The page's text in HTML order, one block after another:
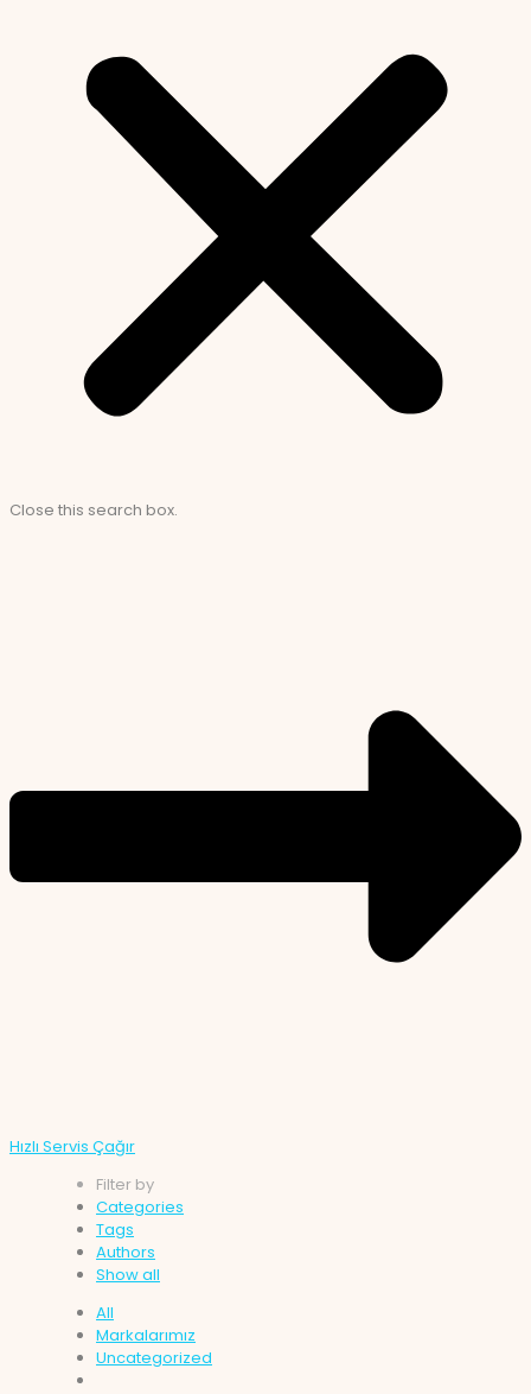
Close this search box.
Hızlı Servis Çağır
Filter by
Categories
Tags
Authors
Show all
All
Markalarımız
Uncategorized